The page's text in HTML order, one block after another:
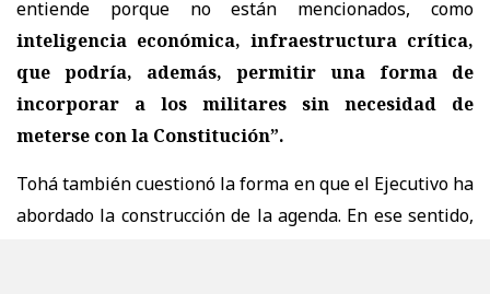
entiende porque no están mencionados, como
inteligencia económica, infraestructura crítica,
que podría, además, permitir una forma de
incorporar a los militares sin necesidad de
meterse con la Constitución”.
Tohá también cuestionó la forma en que el Ejecutivo ha
abordado la construcción de la agenda. En ese sentido,